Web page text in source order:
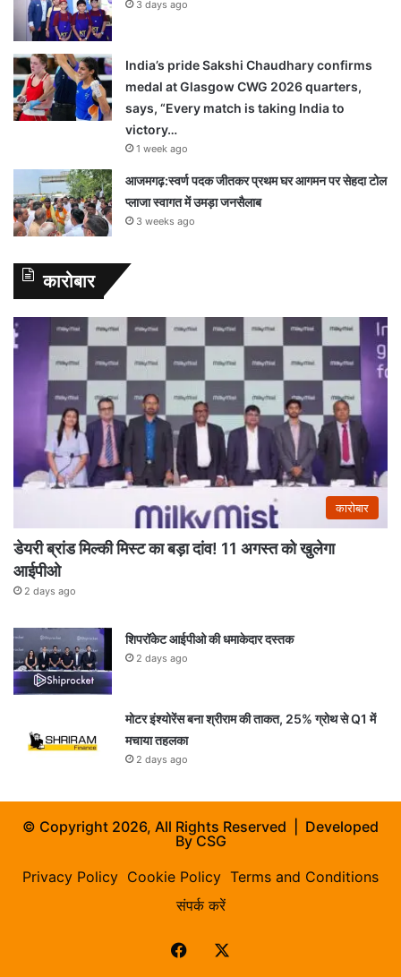
3 days ago
India’s pride Sakshi Chaudhary confirms
medal at Glasgow CWG 2026 quarters,
says, “Every match is taking India to
victory…
1 week ago
आजमगढ़:स्वर्ण पदक जीतकर प्रथम घर आगमन पर सेहदा टोल
प्लाजा स्वागत में उमड़ा जनसैलाब
3 weeks ago
कारोबार
कारोबार
डेयरी ब्रांड मिल्की मिस्ट का बड़ा दांव! 11 अगस्त को खुलेगा
आईपीओ
2 days ago
शिपरॉकेट आईपीओ की धमाकेदार दस्तक
2 days ago
मोटर इंश्योरेंस बना श्रीराम की ताकत, 25% ग्रोथ से Q1 में
मचाया तहलका
2 days ago
© Copyright 2026, All Rights Reserved | Developed
ByCSG
Privacy Policy Cookie Policy Terms and Conditions
संपर्क करें
Facebook